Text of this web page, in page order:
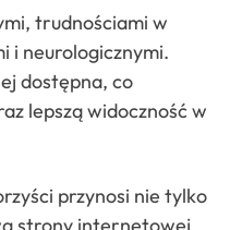
trudnościami w
i neurologicznymi.
dostępna, co
lepszą widoczność w
przynosi nie tylko
strony internetowej